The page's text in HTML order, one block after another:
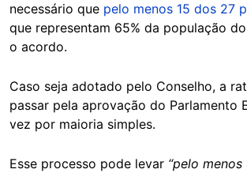
necessário que pelo menos 15 dos 27
que representam 65% da população
o acordo.
Caso seja adotado pelo Conselho, a
passar pela aprovação do Parlamento
vez por maioria simples.
Esse processo pode levar “pelo